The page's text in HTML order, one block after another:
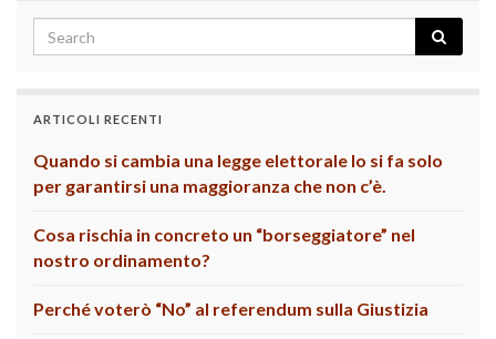
ARTICOLI RECENTI
Quando si cambia una legge elettorale lo si fa solo
per garantirsi una maggioranza che non c’è.
Cosa rischia in concreto un “borseggiatore” nel
nostro ordinamento?
Perché voterò “No” al referendum sulla Giustizia